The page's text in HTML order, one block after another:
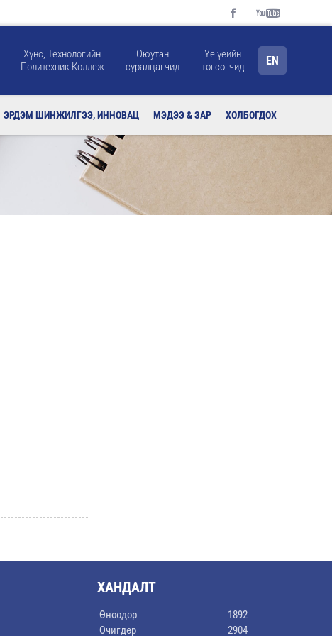
Хүнс, Технологийн
Политехник Коллеж
Оюутан
суралцагчид
Үе үеийн
төгсөгчид
EN
ЭРДЭМ ШИНЖИЛГЭЭ, ИННОВАЦ МЭДЭЭ & ЗАР ХОЛБОГДОХ
ХАНДАЛТ
Өнөөдөр
1892
Өчигдөр
2904